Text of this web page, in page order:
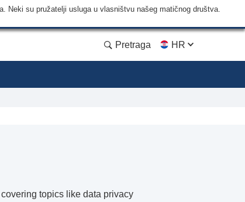
Neki su pružatelji usluga u vlasništvu našeg matičnog društva.
Pretraga HR
topics like data privacy